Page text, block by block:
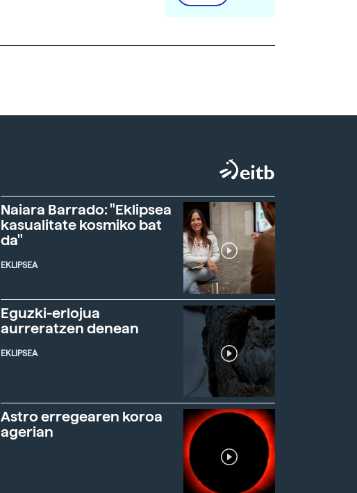
Naiara Barrado: "Eklipsea
kasualitate kosmiko bat
da"
EKLIPSEA
Eguzki-erlojua
aurreratzen denean
EKLIPSEA
Astro erregearen koroa
agerian